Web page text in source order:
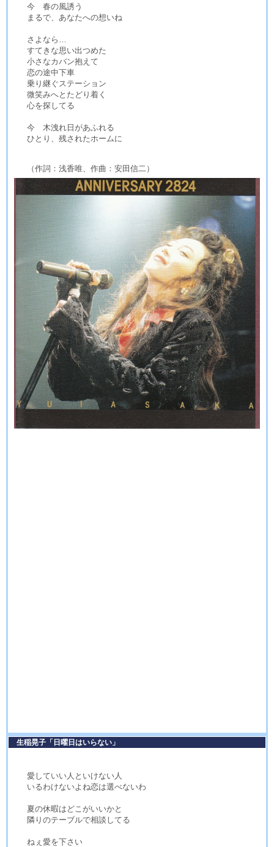
今 春の風誘う
まるで、あなたへの想いね
さよなら…
すてきな思い出つめた
小さなカバン抱えて
恋の途中下車
乗り継ぐステーション
微笑みへとたどり着く
心を探してる
今 木洩れ日があふれる
ひとり、残されたホームに
（作詞：浅香唯、作曲：安田信二）
生稲晃子「日曜日はいらない」
愛していい人といけない人
いるわけないよね恋は選べないわ
夏の休暇はどこがいいかと
隣りのテーブルで相談してる
ねぇ愛を下さい